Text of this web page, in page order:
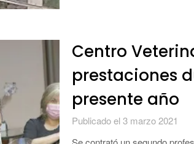
Centro
prestaciones
presente año
Publicado el 3 marzo 2021